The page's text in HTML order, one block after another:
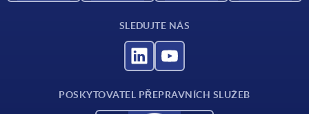
SLEDUJTE NÁS
POSKYTOVATEL PŘEPRAVNÍCH SLUŽEB